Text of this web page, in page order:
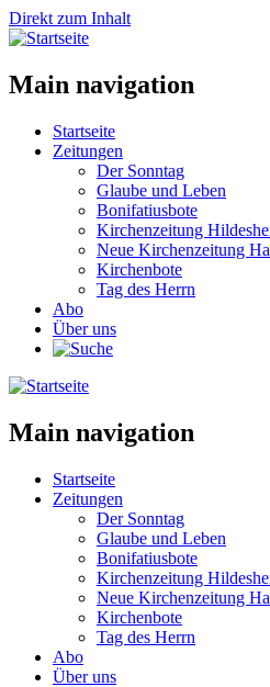
Direkt zum Inhalt
Main navigation
Startseite
Zeitungen
Der Sonntag
Glaube und Leben
Bonifatiusbote
Kirchenzeitung
Neue Kirchenzeitung
Kirchenbote
Tag des Herrn
Abo
Über uns
Main navigation
Startseite
Zeitungen
Der Sonntag
Glaube und Leben
Bonifatiusbote
Kirchenzeitung
Neue Kirchenzeitung
Kirchenbote
Tag des Herrn
Abo
Über uns